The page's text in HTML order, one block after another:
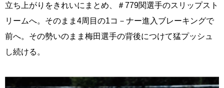
立ち上がりをきれいにまとめ、＃779関選手のスリップスト
リームへ。そのまま4周目の1コ－ナー進入ブレーキングで
前へ。その勢いのまま梅田選手の背後につけて猛プッシュ
し続ける。